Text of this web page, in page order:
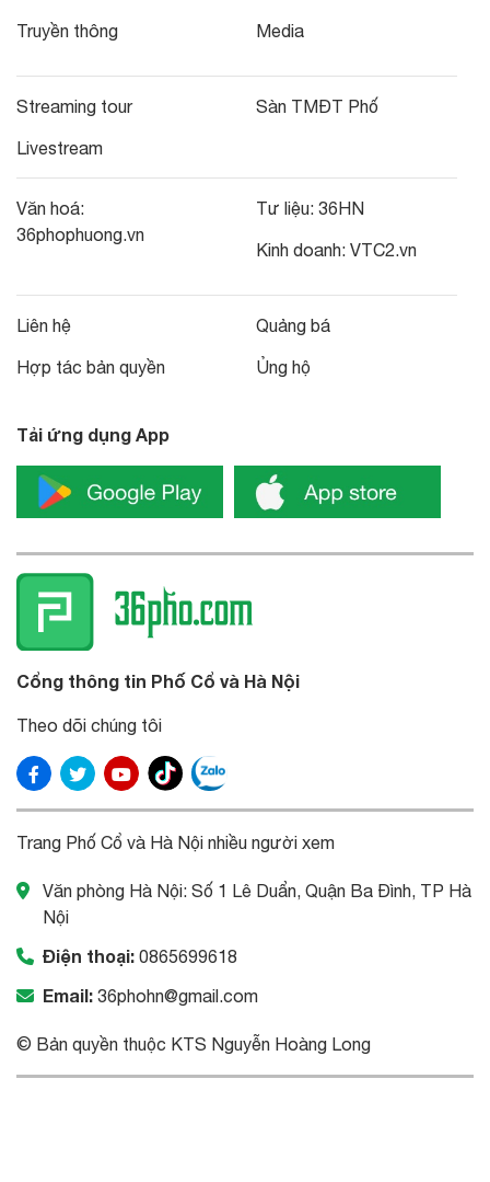
Truyền thông Media
Streaming tour
Livestream
Sàn TMĐT Phố
Văn hoá:
36phophuong.vn
Tư liệu: 36HN
Kinh doanh: VTC2.vn
Liên hệ
Hợp tác bản quyền
Quảng bá
Ủng hộ
Tải ứng dụng App
Cổng thông tin Phố Cổ và Hà Nội
Theo dõi chúng tôi
Trang Phố Cổ và Hà Nội nhiều người xem
Văn phòng Hà Nội: Số 1 Lê Duẩn, Quận Ba Đình, TP Hà
Nội
Điện thoại: 0865699618
Email: 36phohn@gmail.com
© Bản quyền thuộc KTS Nguyễn Hoàng Long